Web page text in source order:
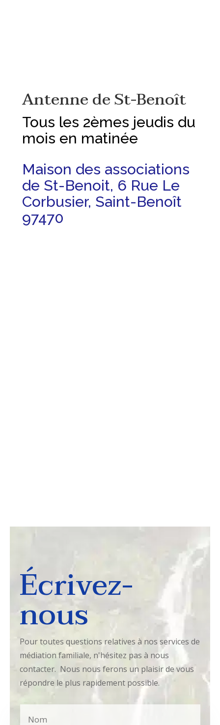
Antenne de St-Benoît
Tous les 2èmes jeudis du
mois en matinée
Maison des associations
de St-Benoit, 6 Rue Le
Corbusier, Saint-Benoît
97470
Écrivez-
nous
Pour toutes questions relatives à nos services de
médiation familiale, n'hésitez pas à nous
contacter. Nous nous ferons un plaisir de vous
répondre le plus rapidement possible.